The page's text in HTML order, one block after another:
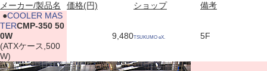
メーカー/製品名 価格(円) ショップ
備考
●COOLER MAS
TERCMP-350 50
0W
(ATXケース,500
W)
9,480TSUKUMO eX. 5F